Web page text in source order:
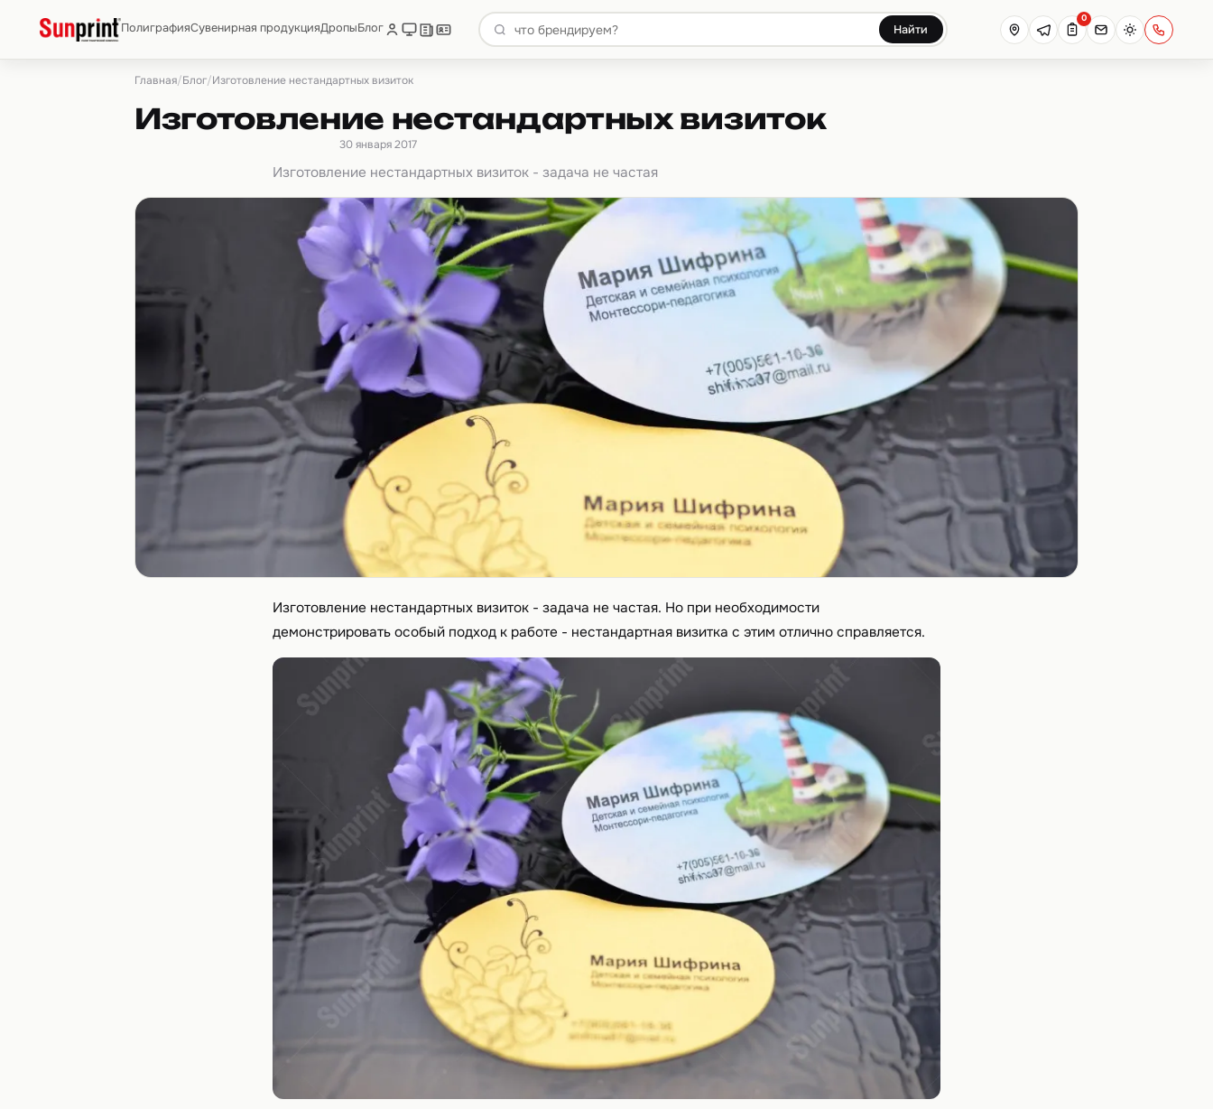
ПолиграфияСувенирная продукцияДропыБлог Найти
0
Главная/Блог/Изготовление нестандартных визиток
Изготовление нестандартных визиток
30 января 2017
Изготовление нестандартных визиток - задача не частая
Изготовление нестандартных визиток - задача не частая. Но при необходимости
демонстрировать особый подход к работе - нестандартная визитка с этим отлично справляется.